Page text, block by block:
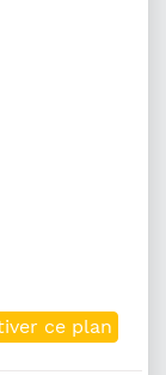
ce plan